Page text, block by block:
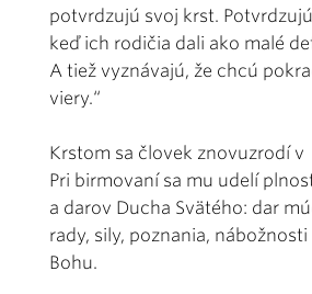
potvrdzujú svoj krst.
keď ich rodičia dali ako malé
A tiež vyznávajú, že chcú
viery.“
Krstom sa človek znovuzrodí
Pri birmovaní sa mu udelí
a darov Ducha Svätého: dar
rady, sily, poznania,
Bohu.